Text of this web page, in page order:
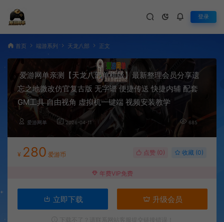
登录
首页 端游系列 天龙八部 正文
爱游网单亲测【天龙八部单机版】最新整理会员分享遗
忘之地微改仿官复古版 无字谱 便捷传送 快捷内辅 配套
GM工具 自由视角 虚拟机一键端 视频安装教学
爱游网单 2026-04-11 685
¥ 280 爱游币 点赞 (0) 收藏 (0)
年费VIP免费
立即下载 升级会员